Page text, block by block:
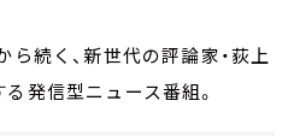
ら続く、新世代の評論家・荻上
発信型ニュース番組。